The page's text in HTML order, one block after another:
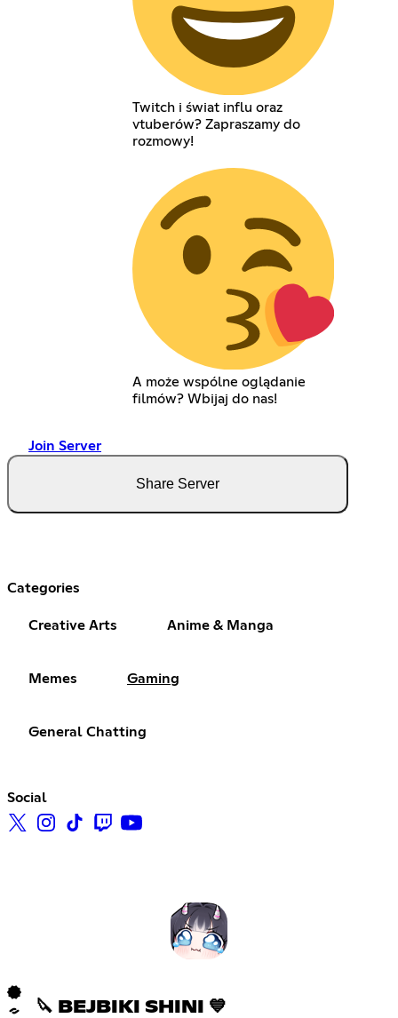
Twitch i świat influ oraz
vtuberów? Zapraszamy do
rozmowy!
A może wspólne oglądanie
filmów? Wbijaj do nas!
Join Server
Share Server
Categories
Creative Arts Anime & Manga
Memes Gaming
General Chatting
Social
🔪 BEJBIKI SHINI 💙